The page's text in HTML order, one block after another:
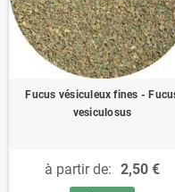
Fucus vésiculeux fines -
vesiculosus
à partir de: 2,50 €